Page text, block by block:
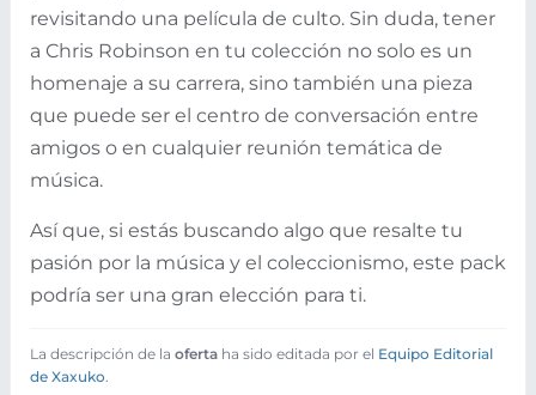
revisitando una película de culto. Sin duda, tener
a Chris Robinson en tu colección no solo es un
homenaje a su carrera, sino también una pieza
que puede ser el centro de conversación entre
amigos o en cualquier reunión temática de
música.
Así que, si estás buscando algo que resalte tu
pasión por la música y el coleccionismo, este pack
podría ser una gran elección para ti.
La descripción de la oferta ha sido editada por el Equipo Editorial
de Xaxuko.